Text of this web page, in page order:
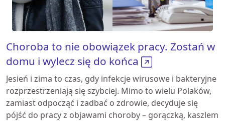
Choroba to nie obowiązek pracy. Zostań w
domu i wylecz się do końca
Jesień i zima to czas, gdy infekcje wirusowe i bakteryjne
rozprzestrzeniają się szybciej. Mimo to wielu Polaków,
zamiast odpocząć i zadbać o zdrowie, decyduje się
pójść do pracy z objawami choroby – gorączką, kaszlem